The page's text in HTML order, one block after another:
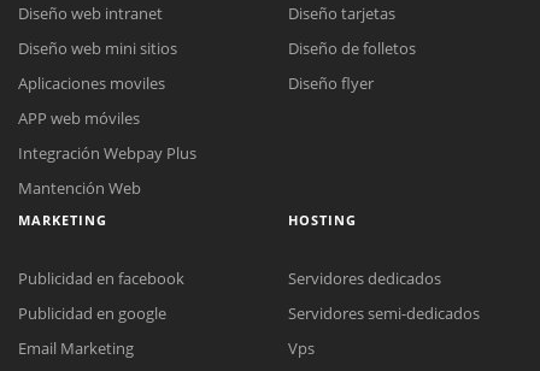
Diseño web intranet
Diseño web mini sitios
Aplicaciones moviles
APP web móviles
Integración Webpay Plus
Mantención Web
Diseño tarjetas
Diseño de folletos
Diseño flyer
MARKETING
Publicidad en facebook
Publicidad en google
Email Marketing
HOSTING
Servidores dedicados
Servidores semi-dedicados
Vps